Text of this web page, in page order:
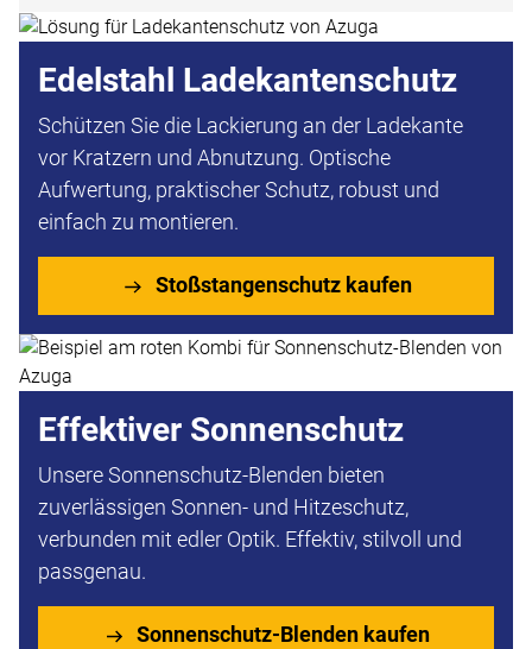
Edelstahl Ladekantenschutz
Schützen Sie die Lackierung an der Ladekante
vor Kratzern und Abnutzung. Optische
Aufwertung, praktischer Schutz, robust und
einfach zu montieren.
Stoßstangenschutz kaufen
Effektiver Sonnenschutz
Unsere Sonnenschutz-Blenden bieten
zuverlässigen Sonnen- und Hitzeschutz,
verbunden mit edler Optik. Effektiv, stilvoll und
passgenau.
Sonnenschutz-Blenden kaufen